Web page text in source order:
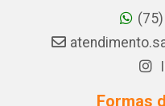
Formas